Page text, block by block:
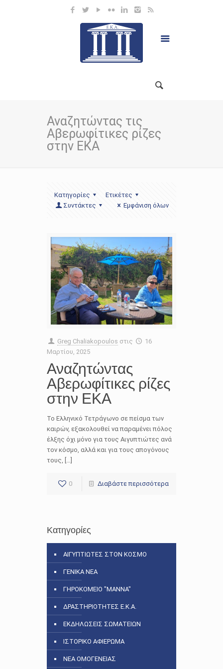
Αναζητώντας τις
Αβερωφίτικες ρίζες
στην ΕΚΑ
Κατηγορίες
Ετικέτες
Συντάκτες
Εμφάνιση όλων
Greg Chaliakopoulos στις
16
Μαρτίου, 2025
Αναζητώντας
Αβερωφίτικες ρίζες
στην ΕΚΑ
Το Ελληνικό Τετράγωνο σε πείσμα των
καιρών, εξακολουθεί να παραμένει πόλος
έλξης όχι μόνο για τους Αιγυπτιώτες ανά
τον κόσμο, αλλά και για τους απογόνους
τους, […]
0 Διαβάστε περισσότερα
Κατηγορίες
ΑΙΓΥΠΤΙΩΤΕΣ ΣΤΟΝ ΚΟΣΜΟ
ΓΕΝΙΚΑ ΝΕΑ
ΓΗΡΟΚΟΜΕΙΟ "ΜΑΝΝΑ"
ΔΡΑΣΤΗΡΙΟΤΗΤΕΣ Ε.Κ.Α.
ΕΚΔΗΛΩΣΕΙΣ ΣΩΜΑΤΕΙΩΝ
ΙΣΤΟΡΙΚΟ ΑΦΙΕΡΩΜΑ
ΝΕΑ ΟΜΟΓΕΝΕΙΑΣ